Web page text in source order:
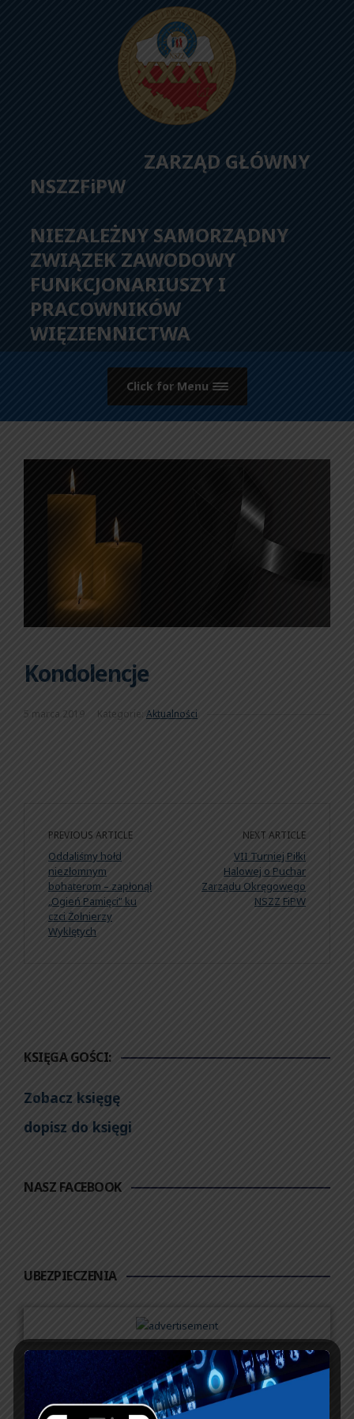
ZARZĄD GŁÓWNY
NSZZFiPW
NIEZALEŻNY SAMORZĄDNY
ZWIĄZEK ZAWODOWY
FUNKCJONARIUSZY I
PRACOWNIKÓW
WIĘZIENNICTWA
Click for Menu
Kondolencje
5 marca 2019 Kategorie: Aktualności
PREVIOUS ARTICLE
Oddaliśmy hołd
niezłomnym
bohaterom – zapłonął
„Ogień Pamięci” ku
czci Żołnierzy
Wyklętych
NEXT ARTICLE
VII Turniej Piłki
Halowej o Puchar
Zarządu Okręgowego
NSZZ FiPW
KSIĘGA GOŚCI:
Zobacz księgę
dopisz do księgi
NASZ FACEBOOK
UBEZPIECZENIA